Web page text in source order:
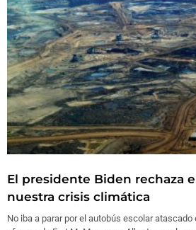
El presidente Biden rechaza
nuestra crisis climática
No iba a parar por el autobús escolar atascado